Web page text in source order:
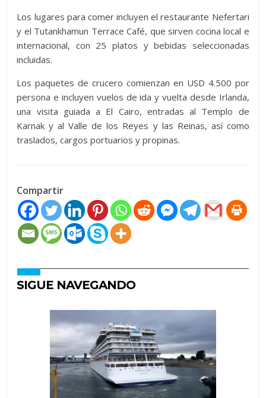
Los lugares para comer incluyen el restaurante Nefertari
y el Tutankhamun Terrace Café, que sirven cocina local e
internacional, con 25 platos y bebidas seleccionadas
incluidas.
Los paquetes de crucero comienzan en USD 4.500 por
persona e incluyen vuelos de ida y vuelta desde Irlanda,
una visita guiada a El Cairo, entradas al Templo de
Karnak y al Valle de los Reyes y las Reinas, así como
traslados, cargos portuarios y propinas.
Compartir
SIGUE NAVEGANDO